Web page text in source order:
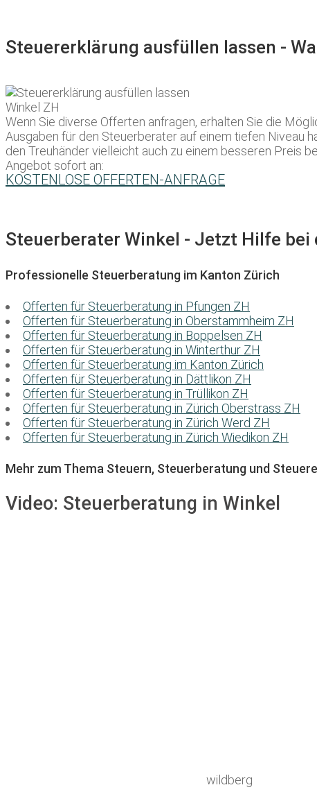
Steuererklärung ausfüllen lassen -
Wenn Sie diverse Offerten anfragen, erhalten Sie die
Ausgaben für den Steuerberater auf einem tiefen Niveau
den Treuhänder vielleicht auch zu einem besseren Preis
Angebot sofort an:
KOSTENLOSE OFFERTEN-ANFRAGE
Steuerberater Winkel - Jetzt Hilfe bei
Professionelle Steuerberatung im Kanton Zürich
Offerten für Steuerberatung in Pfungen ZH
Offerten für Steuerberatung in Oberstammheim ZH
Offerten für Steuerberatung in Boppelsen ZH
Offerten für Steuerberatung in Winterthur ZH
Offerten für Steuerberatung im Kanton Zürich
Offerten für Steuerberatung in Dättlikon ZH
Offerten für Steuerberatung in Trüllikon ZH
Offerten für Steuerberatung in Zürich Oberstrass ZH
Offerten für Steuerberatung in Zürich Werd ZH
Offerten für Steuerberatung in Zürich Wiedikon ZH
Mehr zum Thema Steuern, Steuerberatung und
Video: Steuerberatung in Winkel
wildberg